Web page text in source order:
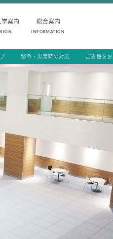
案内 総合案内
INFORMATION
ー
入試・
志願者
合格者
入学金
入試問
学校案
公開行
編入
よくあ
緊急・災害時の対応 ご支援を